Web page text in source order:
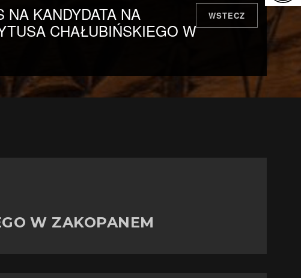
ESPAÑOL
ITALIANO
KANDYDATA NA
CHAŁUBIŃSKIEGO W
WSTECZ
W ZAKOPANEM